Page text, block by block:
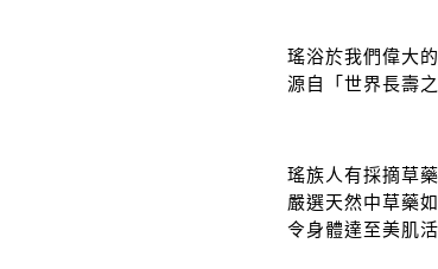
瑤浴於我們偉大
源自「世界長壽
瑤族人有採摘草
嚴選天然中草藥
令身體達至美肌